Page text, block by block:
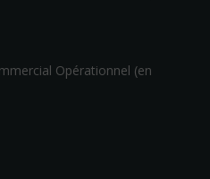
Opérationnel (en